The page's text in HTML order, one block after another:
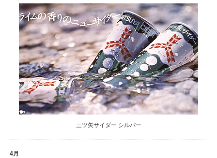
三ツ矢サイダー シルバー
4月